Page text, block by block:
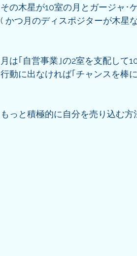
その木星が10室の月とガージャ･
( かつ月のディスポジターが木星
月は｢自営事業｣の2室を支配して
行動に出なければ｢チャンスを棒
もっと積極的に自分を売り込む